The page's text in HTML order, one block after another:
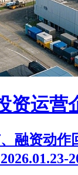
资运营
融资动